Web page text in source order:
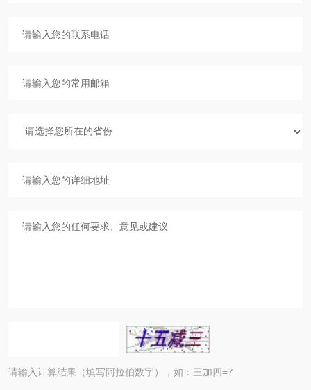
请输入计算结果（填写阿拉伯数字），如：三加四=7